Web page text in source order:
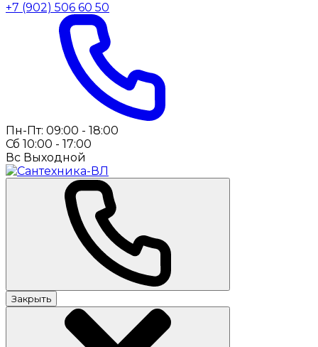
+7 (902) 506 60 50
Пн-Пт: 09:00 - 18:00
Сб 10:00 - 17:00
Вс Выходной
Закрыть